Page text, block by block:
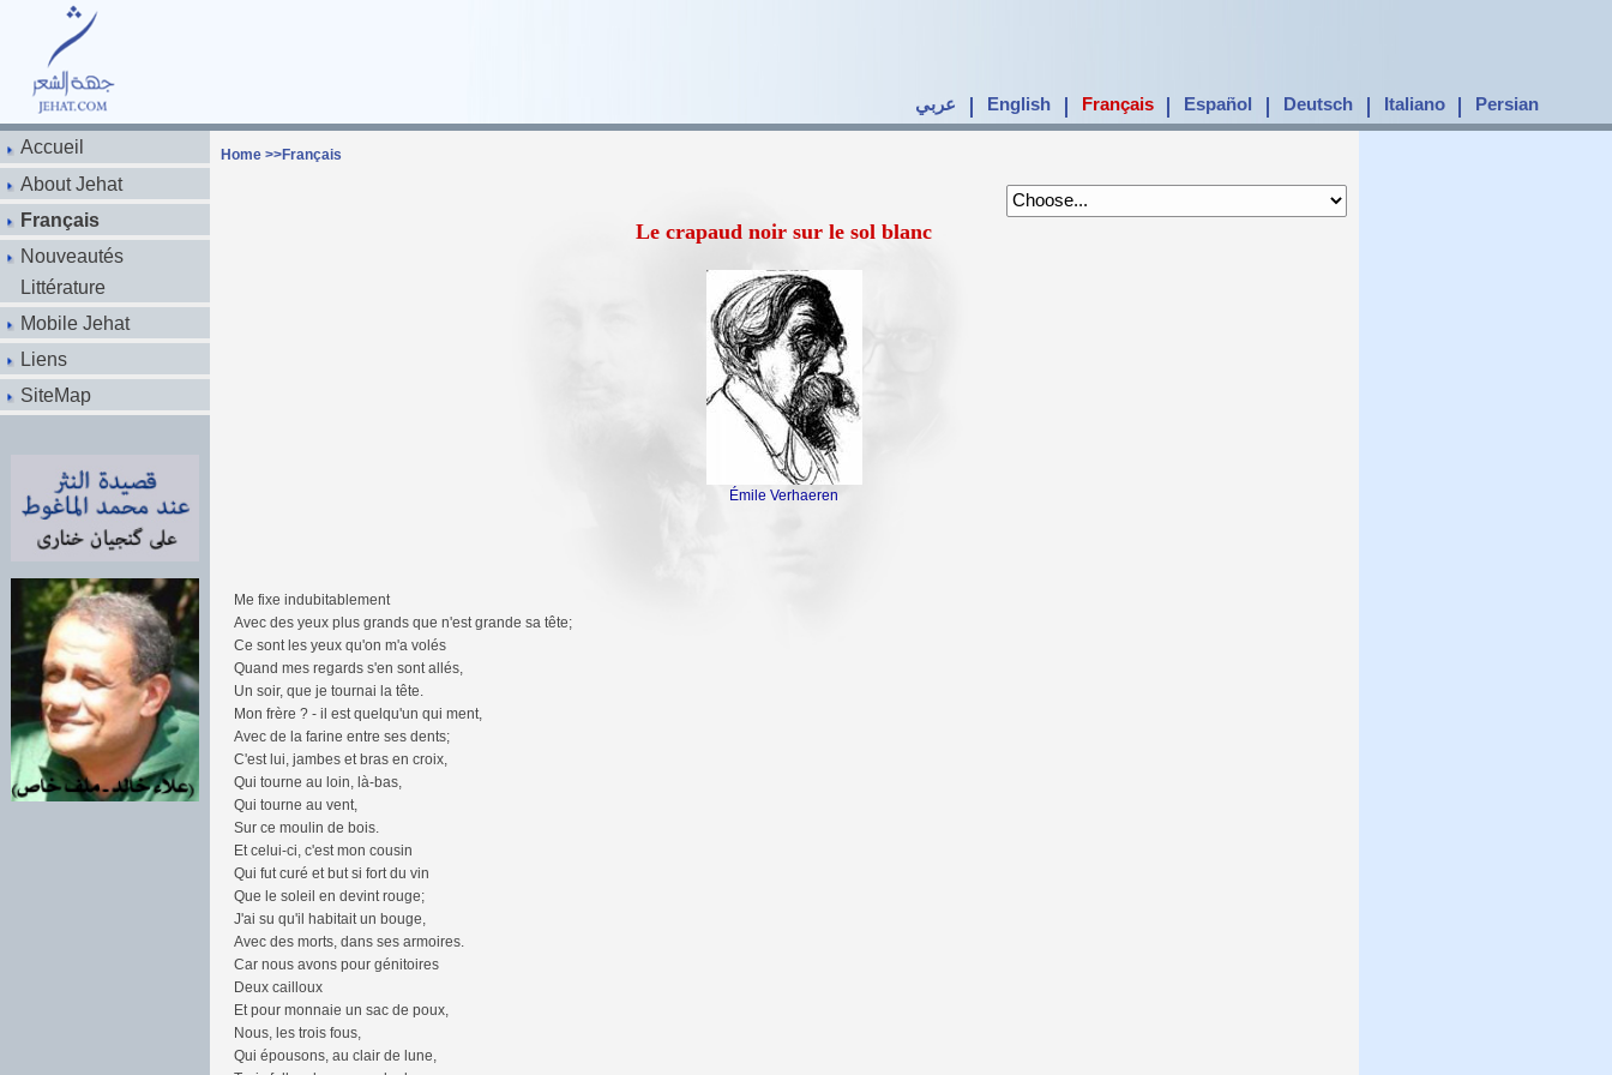
عربي English Français Español Deutsch Italiano Persian
Accueil
About Jehat
Français
Nouveautés
Littérature
Mobile Jehat
Liens
SiteMap
Home >>Français
Le crapaud noir sur le sol blanc
Émile Verhaeren
Me fixe indubitablement
Avec des yeux plus grands que n'est grande sa tête;
Ce sont les yeux qu'on m'a volés
Quand mes regards s'en sont allés,
Un soir, que je tournai la tête.
Mon frère ? - il est quelqu'un qui ment,
Avec de la farine entre ses dents;
C'est lui, jambes et bras en croix,
Qui tourne au loin, là-bas,
Qui tourne au vent,
Sur ce moulin de bois.
Et celui-ci, c'est mon cousin
Qui fut curé et but si fort du vin
Que le soleil en devint rouge;
J'ai su qu'il habitait un bouge,
Avec des morts, dans ses armoires.
Car nous avons pour génitoires
Deux cailloux
Et pour monnaie un sac de poux,
Nous, les trois fous,
Qui épousons, au clair de lune,